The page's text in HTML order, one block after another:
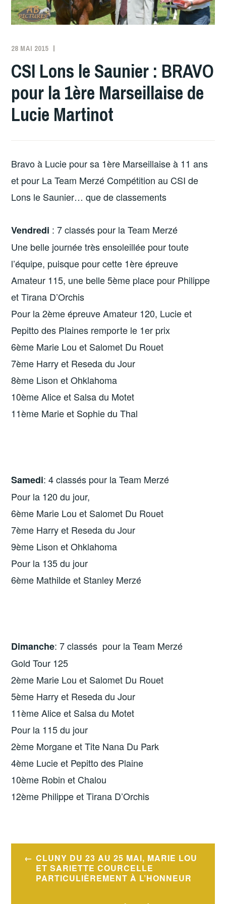
28 MAI 2015
CSI Lons le Saunier : BRAVO
pour la 1ère Marseillaise de
Lucie Martinot
Bravo à Lucie pour sa 1ère Marseillaise à 11 ans
et pour La Team Merzé Compétition au CSI de
Lons le Saunier… que de classements
Vendredi : 7 classés pour la Team Merzé
Une belle journée très ensoleillée pour toute
l’équipe, puisque pour cette 1ère épreuve
Amateur 115, une belle 5ème place pour Philippe
et Tirana D’Orchis
Pour la 2ème épreuve Amateur 120, Lucie et
Pepitto des Plaines remporte le 1er prix
6ème Marie Lou et Salomet Du Rouet
7ème Harry et Reseda du Jour
8ème Lison et Ohklahoma
10ème Alice et Salsa du Motet
11ème Marie et Sophie du Thal
Samedi: 4 classés pour la Team Merzé
Pour la 120 du jour,
6ème Marie Lou et Salomet Du Rouet
7ème Harry et Reseda du Jour
9ème Lison et Ohklahoma
Pour la 135 du jour
6ème Mathilde et Stanley Merzé
Dimanche: 7 classés pour la Team Merzé
Gold Tour 125
2ème Marie Lou et Salomet Du Rouet
5ème Harry et Reseda du Jour
11ème Alice et Salsa du Motet
Pour la 115 du jour
2ème Morgane et Tite Nana Du Park
4ème Lucie et Pepitto des Plaine
10ème Robin et Chalou
12ème Philippe et Tirana D’Orchis
Navigation
CLUNY DU 23 AU 25 MAI, MARIE LOU
ET SARIETTE COURCELLE
PARTICULIÈREMENT À L’HONNEUR